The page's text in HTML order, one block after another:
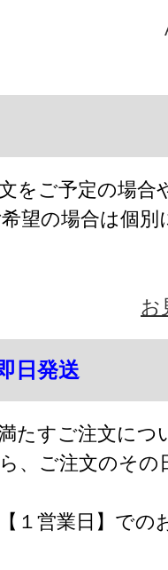
をご予定の場合
望の場合は個別
お
日発送
すご注文につ
、ご注文のそ
１営業日】での